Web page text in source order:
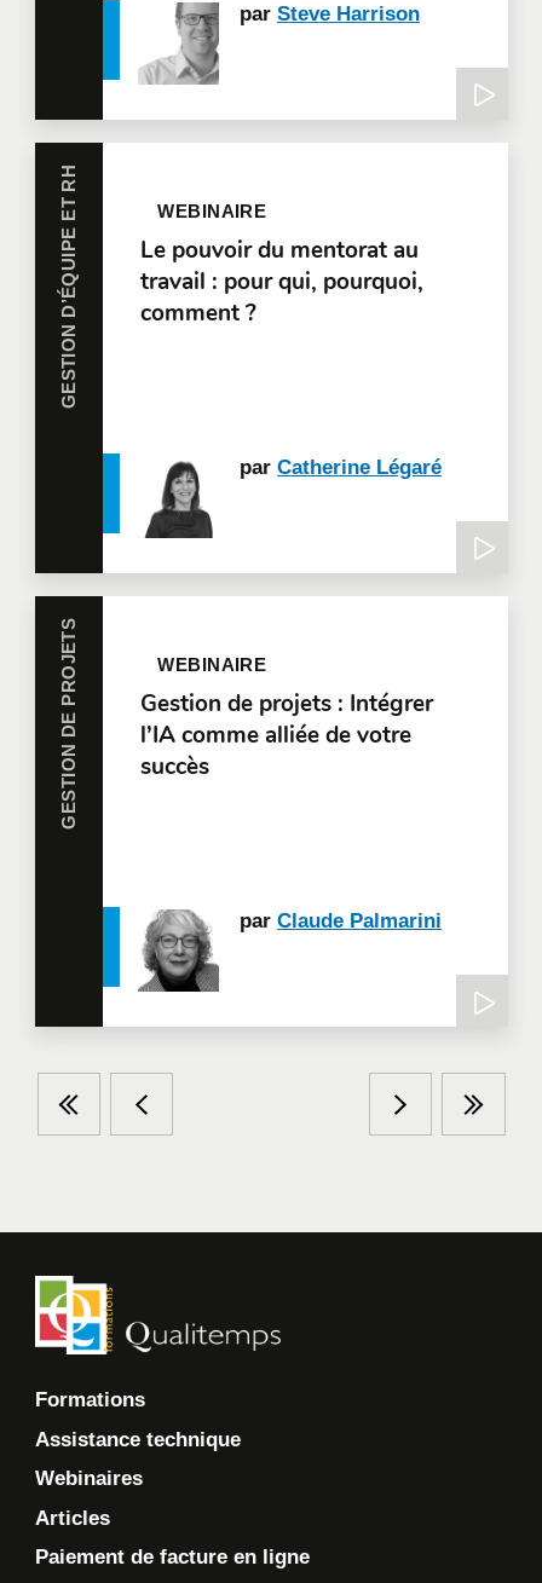
parSteve Harrison
GESTION D’ÉQUIPE ET RH WEBINAIRE
Le pouvoir du mentorat au
travail : pour qui, pourquoi,
comment ?
parCatherine Légaré
GESTION DE PROJETS WEBINAIRE
Gestion de projets : Intégrer
l’IA comme alliée de votre
succès
parClaude Palmarini
Formations
Assistance technique
Webinaires
Articles
Paiement de facture en ligne